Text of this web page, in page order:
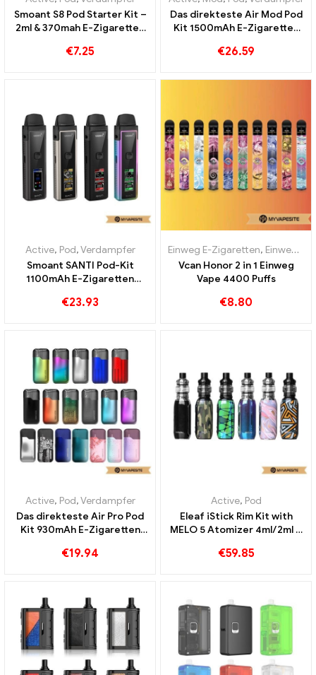
Smoant S8 Pod Starter Kit –
2ml & 370mah E-Zigaretten
€7.25
Das direkteste Air Mod Pod
Kit 1500mAh E-Zigaretten
€26.59
Active, Pod,Verdampfer
Smoant SANTI Pod-Kit
1100mAh E-Zigaretten
€23.93
Einweg E-Zigaretten, Einweg-E-Zigaretten Österreich
Vcan Honor 2 in 1 Einweg
Vape 4400 Puffs
€8.80
Active, Pod,Verdampfer
Das direkteste Air Pro Pod
Kit 930mAh E-Zigaretten
€19.94
Active, Pod
Eleaf iStick Rim Kit with
MELO 5 Atomizer 4ml/2ml &
Großhandel丨Custom
€59.85